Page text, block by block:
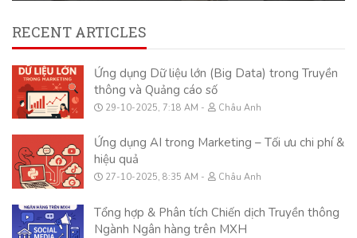
RECENT ARTICLES
Ứng dụng Dữ liệu lớn (Big Data) trong Truyền
thông và Quảng cáo số
29-10-2025, 7:18 AM Châu Anh
Ứng dụng AI trong Marketing – Tối ưu chi phí &
hiệu quả
27-10-2025, 8:35 AM Châu Anh
Tổng hợp & Phân tích Chiến dịch Truyền thông
Ngành Ngân hàng trên MXH